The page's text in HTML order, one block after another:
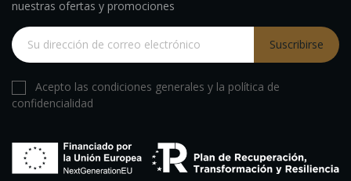
nuestras ofertas y promociones
Suscribirse
Acepto las condiciones generales y la política de
confidencialidad